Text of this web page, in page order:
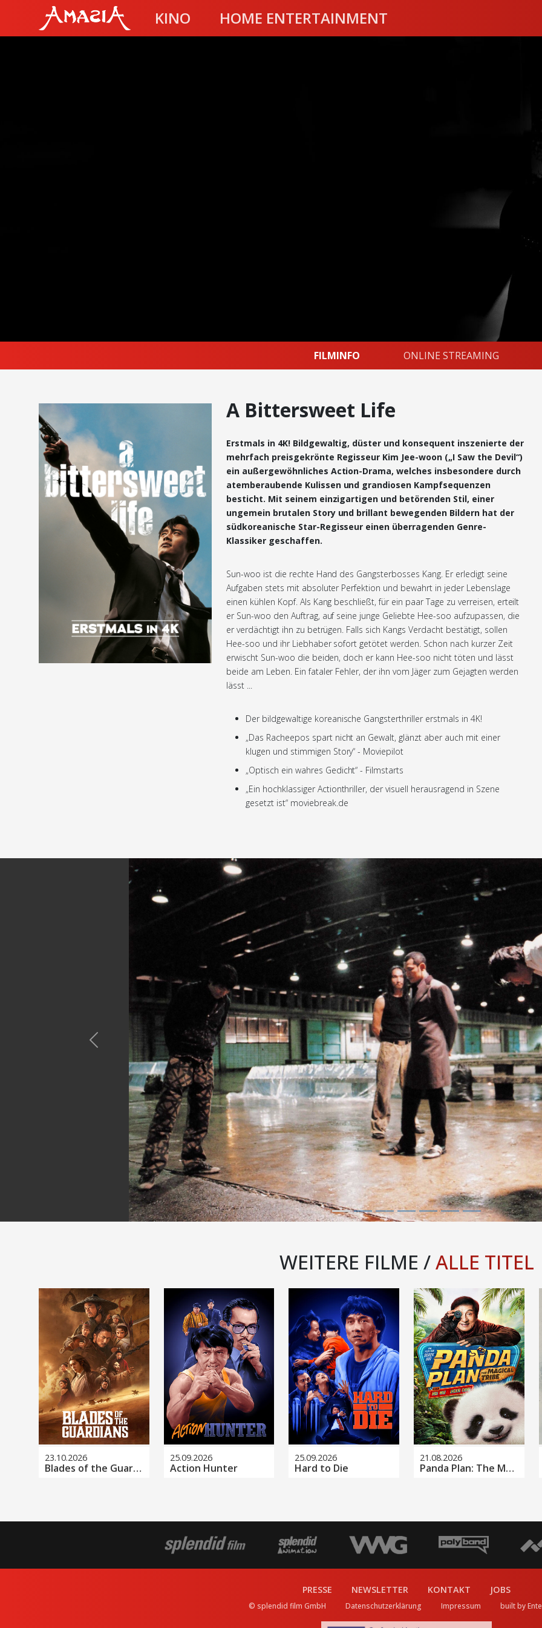
KINO HOME ENTERTAINMENT
FILMINFO ONLINE STREAMING
A Bittersweet Life
Erstmals in 4K! Bildgewaltig, düster und konsequent inszenierte der
mehrfach preisgekrönte Regisseur Kim Jee-woon („I Saw the Devil“)
ein außergewöhnliches Action-Drama, welches insbesondere durch
atemberaubende Kulissen und grandiosen Kampfsequenzen
besticht. Mit seinem einzigartigen und betörenden Stil, einer
ungemein brutalen Story und brillant bewegenden Bildern hat der
südkoreanische Star-Regisseur einen überragenden Genre-
Klassiker geschaffen.
Sun-woo ist die rechte Hand des Gangsterbosses Kang. Er erledigt seine
Aufgaben stets mit absoluter Perfektion und bewahrt in jeder Lebenslage
einen kühlen Kopf. Als Kang beschließt, für ein paar Tage zu verreisen, erteilt
er Sun-woo den Auftrag, auf seine junge Geliebte Hee-soo aufzupassen, die
er verdächtigt ihn zu betrügen. Falls sich Kangs Verdacht bestätigt, sollen
Hee-soo und ihr Liebhaber sofort getötet werden. Schon nach kurzer Zeit
erwischt Sun-woo die beiden, doch er kann Hee-soo nicht töten und lässt
beide am Leben. Ein fataler Fehler, der ihn vom Jäger zum Gejagten werden
lässt ...
Der bildgewaltige koreanische Gangsterthriller erstmals in 4K!
„Das Racheepos spart nicht an Gewalt, glänzt aber auch mit einer
klugen und stimmigen Story“ - Moviepilot
„Optisch ein wahres Gedicht“ - Filmstarts
„Ein hochklassiger Actionthriller, der visuell herausragend in Szene
gesetzt ist“ moviebreak.de
Previous
WEITERE FILME /ALLE TITEL
23.10.2026
Blades of the Guardians
25.09.2026
Action Hunter
25.09.2026
Hard to Die
21.08.2026
Panda Plan: The Magical Tribe
PRESSE NEWSLETTER KONTAKT JOBS
© splendid film GmbH Datenschutzerklärung Impressum built by